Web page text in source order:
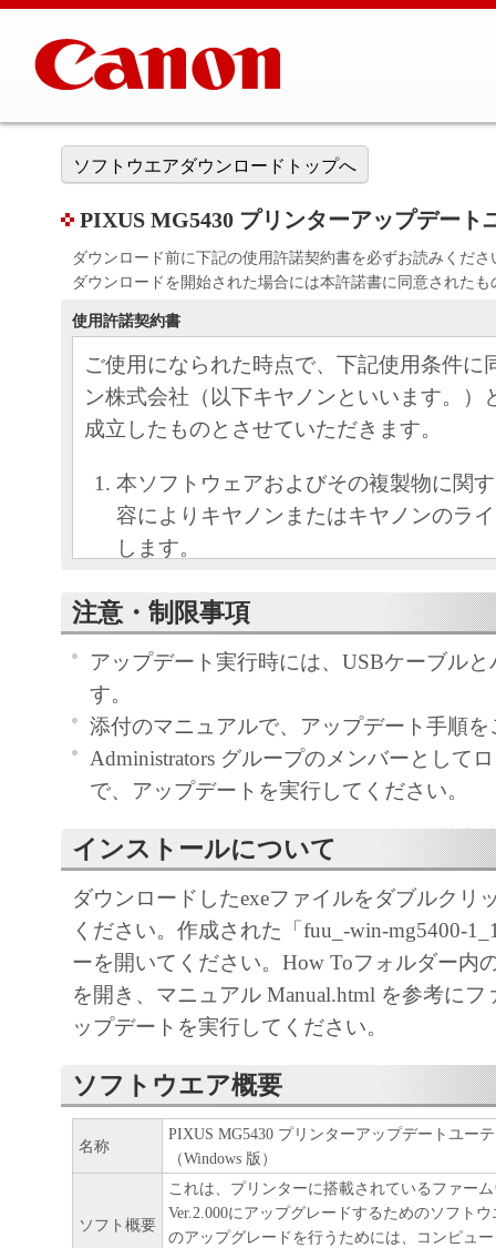
ソフトウエアダウンロードトップへ
PIXUS MG5430 プリンターアップデート
ダウンロード前に下記の使用許諾契約書を必ずお読みくださ
ダウンロードを開始された場合には本許諾書に同意された
使用許諾契約書
ご使用になられた時点で、下記使用条件に
ン株式会社（以下キヤノンといいます。）
成立したものとさせていただきます。
本ソフトウェアおよびその複製物に関
容によりキヤノンまたはキヤノンのラ
します。
といいます。）に対し、本ソフトウェ
独占的権利を許諾します。
ユーザーは、本ソフトウェアの全部ま
改変、リバース・エンジニアリング、
は逆アセンブル等することはできませ
キヤノン、キヤノンマーケティングジ
よびキヤノンのライセンサーは、本ソ
ザーの特定の目的のために適当である
用であること、または本ソフトウェア
と、その他本ソフトウェアに関してい
しません。
キヤノン、キヤノンマーケティングジ
よびキヤノンのライセンサーは、本ソ
に付随または関連して生ずる直接的ま
失、損害等について、いかなる場合に
任を負いません。
ユーザーは、日本国政府または該当国
許可等を得ることなしに、本ソフトウ
一部を、直接または間接に輸出しては
注意・制限事項
アップデート実行時には、USBケーブル
す。
添付のマニュアルで、アップデート手順
Administrators グループのメンバーとして
で、アップデートを実行してください。
インストールについて
ダウンロードしたexeファイルをダブルクリ
ください。作成された「fuu_-win-mg5400-
ーを開いてください。How Toフォルダー内
を開き、マニュアル Manual.html を参考に
ップデートを実行してください。
ソフトウエア概要
名称
PIXUS MG5430 プリンターアップデートユー
（Windows 版）
ソフト概要
これは、プリンターに搭載されているファー
Ver.2.000にアップグレードするためのソフト
のアップグレードを行うためには、コンピュ